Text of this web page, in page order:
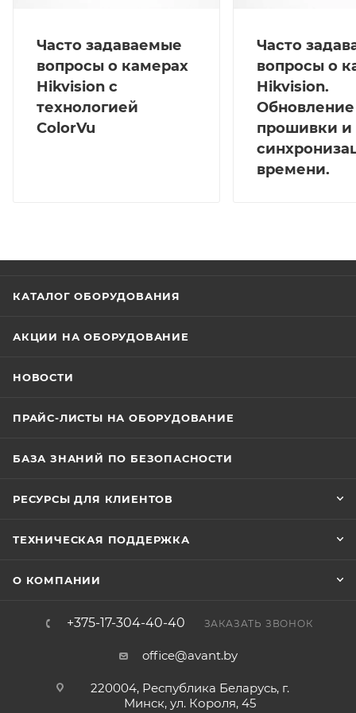
Часто задаваемые
вопросы о камерах
Hikvision с
технологией
ColorVu
Часто
вопросы о
Hikvision.
Обновление
прошивки и
времени.
КАТАЛОГ ОБОРУДОВАНИЯ
АКЦИИ НА ОБОРУДОВАНИЕ
НОВОСТИ
ПРАЙС-ЛИСТЫ НА ОБОРУДОВАНИЕ
БАЗА ЗНАНИЙ ПО БЕЗОПАСНОСТИ
РЕСУРСЫ ДЛЯ КЛИЕНТОВ
ТЕХНИЧЕСКАЯ ПОДДЕРЖКА
О КОМПАНИИ
+375-17-304-40-40 ЗАКАЗАТЬ ЗВОНОК
office@avant.by
220004, Республика Беларусь, г.
Минск, ул. Короля, 45